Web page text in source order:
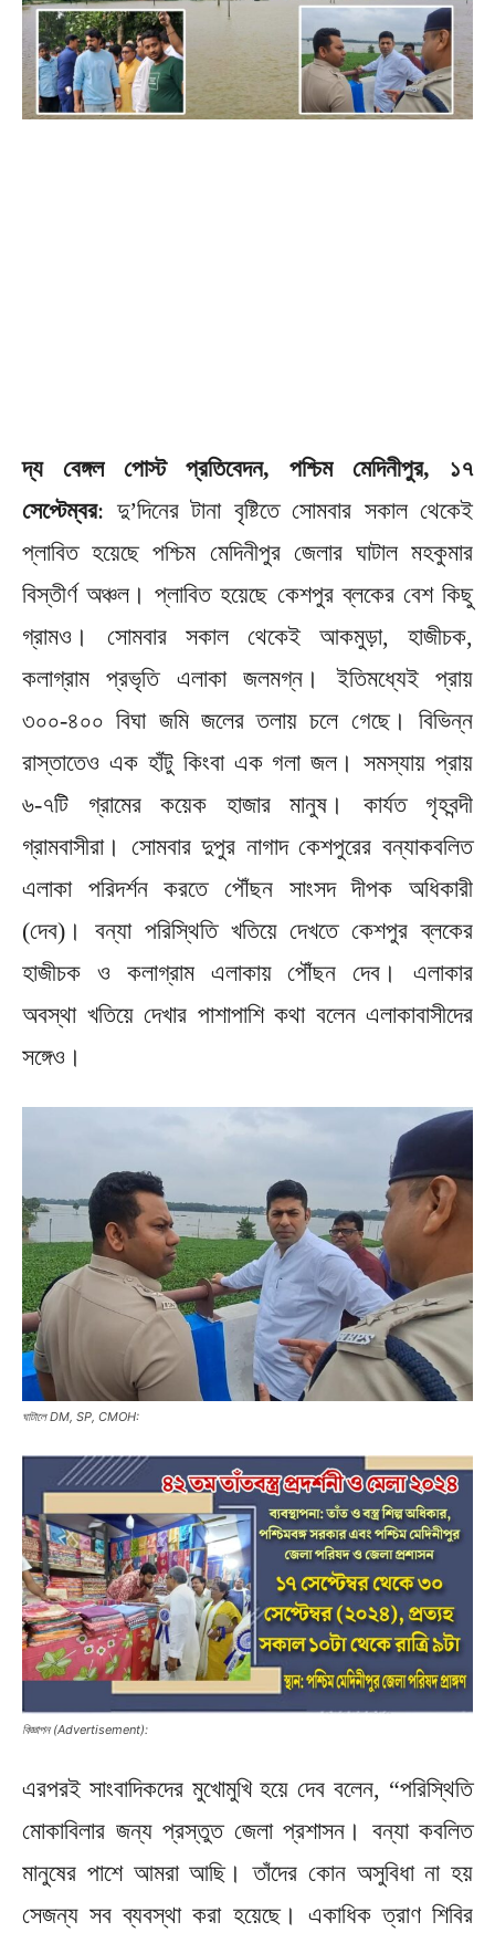
দ্য বেঙ্গল পোস্ট প্রতিবেদন, পশ্চিম মেদিনীপুর, ১৭
সেপ্টেম্বর: দু’দিনের টানা বৃষ্টিতে সোমবার সকাল থেকেই
প্লাবিত হয়েছে পশ্চিম মেদিনীপুর জেলার ঘাটাল মহকুমার
বিস্তীর্ণ অঞ্চল। প্লাবিত হয়েছে কেশপুর ব্লকের বেশ কিছু
গ্রামও। সোমবার সকাল থেকেই আকমুড়া, হাজীচক,
কলাগ্রাম প্রভৃতি এলাকা জলমগ্ন। ইতিমধ্যেই প্রায়
৩০০-৪০০ বিঘা জমি জলের তলায় চলে গেছে। বিভিন্ন
রাস্তাতেও এক হাঁটু কিংবা এক গলা জল। সমস্যায় প্রায়
৬-৭টি গ্রামের কয়েক হাজার মানুষ। কার্যত গৃহবন্দী
গ্রামবাসীরা। সোমবার দুপুর নাগাদ কেশপুরের বন্যাকবলিত
এলাকা পরিদর্শন করতে পৌঁছন সাংসদ দীপক অধিকারী
(দেব)। বন্যা পরিস্থিতি খতিয়ে দেখতে কেশপুর ব্লকের
হাজীচক ও কলাগ্রাম এলাকায় পৌঁছন দেব। এলাকার
অবস্থা খতিয়ে দেখার পাশাপাশি কথা বলেন এলাকাবাসীদের
সঙ্গেও।
ঘাটালে DM, SP, CMOH:
বিজ্ঞাপন (Advertisement):
এরপরই সাংবাদিকদের মুখোমুখি হয়ে দেব বলেন, “পরিস্থিতি
মোকাবিলার জন্য প্রস্তুত জেলা প্রশাসন। বন্যা কবলিত
মানুষের পাশে আমরা আছি। তাঁদের কোন অসুবিধা না হয়
সেজন্য সব ব্যবস্থা করা হয়েছে। একাধিক ত্রাণ শিবির